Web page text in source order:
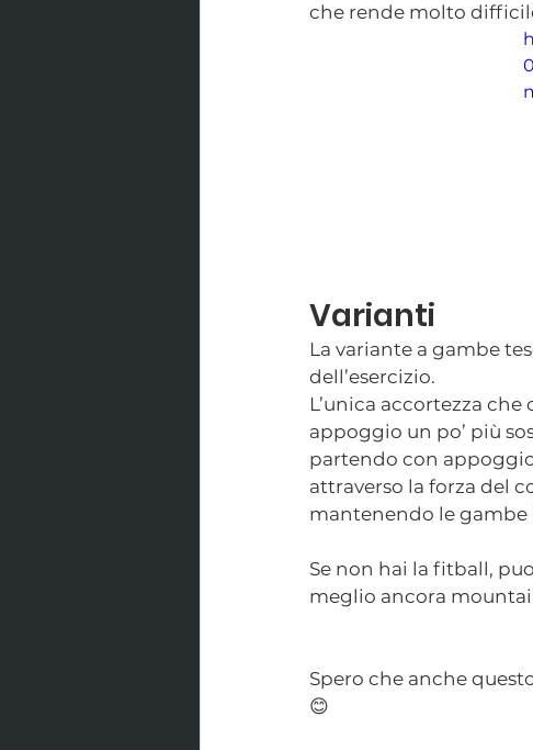
che rende molto
Varianti
La variante a gambe
dell’esercizio.
L’unica accortezza
appoggio un po’ più
partendo con
attraverso la forza del
mantenendo le gambe
Se non hai la fitball,
meglio ancora
Spero che anche
😊